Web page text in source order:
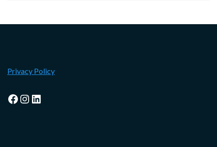
Privacy Policy
Facebook
Instagram
LinkedIn